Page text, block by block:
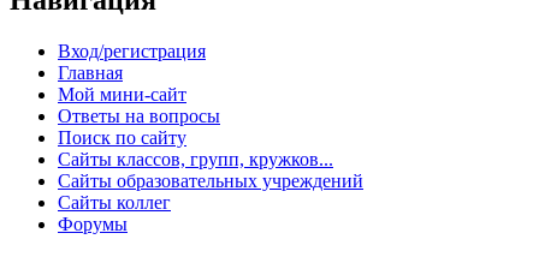
Вход/регистрация
Главная
Мой мини-сайт
Ответы на вопросы
Поиск по сайту
Сайты классов, групп, кружков...
Сайты образовательных учреждений
Сайты коллег
Форумы